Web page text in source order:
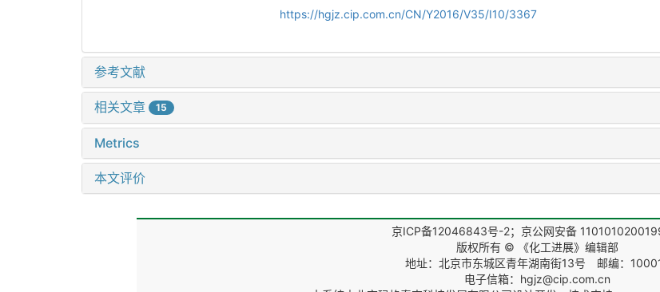
https://hgjz.cip.com.cn/CN/Y2016/V35/I10/3367
参考文献
相关文章 15
Metrics
本文评价
京ICP备12046843号-2；京公网安备
版权所有 © 《化工进展》编辑部
地址：北京市东城区青年湖南街13号 邮编：
电子信箱：hgjz@cip.com.cn